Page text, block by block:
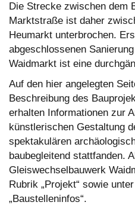
Die Strecke zwischen dem
Marktstraße ist daher
Heumarkt unterbrochen.
abgeschlossenen
Waidmarkt ist eine
Auf den hier angelegten
Beschreibung des
erhalten Informationen zur
künstlerischen Gestaltung
spektakulären
baubegleitend stattfanden.
Gleiswechselbauwerk
Rubrik „Projekt“ sowie
„Baustelleninfos“.